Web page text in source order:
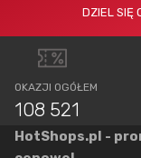
DZIEL SIĘ
OKAZJI OGÓŁEM
108 521
HotShops.pl -